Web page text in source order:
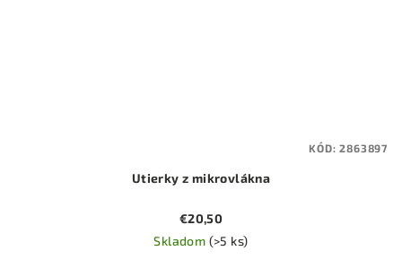
Utierky z mikrovlákna
€20,50
Skladom (>5 ks)
KÓD:2863897